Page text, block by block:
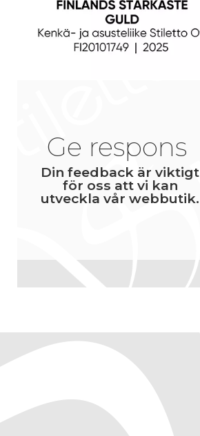
Ge respons
Din feedback är viktigt
för oss att vi kan
utveckla vår webbutik.